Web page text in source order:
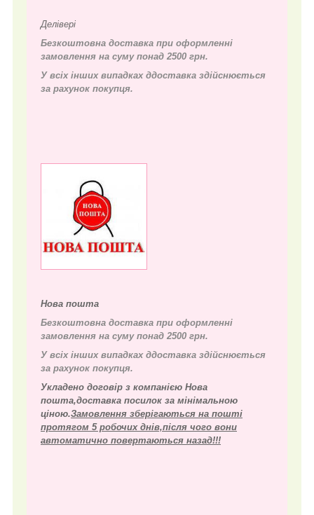
Делівері
Безкоштовна доставка при оформленні
замовлення на суму понад 2500 грн.
У всіх інших випадках ддоставка здійснюється
за рахунок покупця.
Нова пошта
Безкоштовна доставка при оформленні
замовлення на суму понад 2500 грн.
У всіх інших випадках ддоставка здійснюється
за рахунок покупця.
Укладено договір з компанією Нова
пошта,доставка посилок за мінімальною
ціною.Замовлення зберігаються на пошті
протягом 5 робочих днів,після чого вони
автоматично повертаються назад!!!